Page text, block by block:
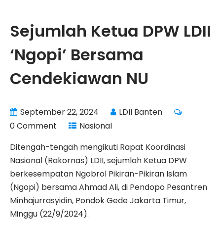
Sejumlah Ketua DPW LDII
‘Ngopi’ Bersama
Cendekiawan NU
September 22, 2024
LDII Banten
0 Comment
Nasional
Ditengah-tengah mengikuti Rapat Koordinasi
Nasional (Rakornas) LDII, sejumlah Ketua DPW
berkesempatan Ngobrol Pikiran-Pikiran Islam
(Ngopi) bersama Ahmad Ali, di Pendopo Pesantren
Minhajurrasyidin, Pondok Gede Jakarta Timur,
Minggu (22/9/2024).